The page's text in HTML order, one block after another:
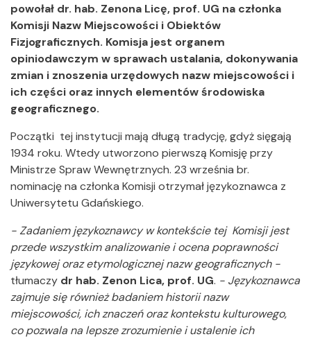
powołał dr. hab. Zenona Licę, prof. UG na członka
Komisji Nazw Miejscowości i Obiektów
Fizjograficznych. Komisja jest organem
opiniodawczym w sprawach ustalania, dokonywania
zmian i znoszenia urzędowych nazw miejscowości i
ich części oraz innych elementów środowiska
geograficznego.
Początki tej instytucji mają długą tradycję, gdyż sięgają
1934 roku. Wtedy utworzono pierwszą Komisję przy
Ministrze Spraw Wewnętrznych. 23 września br.
nominację na członka Komisji otrzymał językoznawca z
Uniwersytetu Gdańskiego.
- Zadaniem językoznawcy w kontekście tej Komisji jest
przede wszystkim analizowanie i ocena poprawności
językowej oraz etymologicznej nazw geograficznych -
tłumaczy dr hab. Zenon Lica, prof. UG. - Językoznawca
zajmuje się również badaniem historii nazw
miejscowości, ich znaczeń oraz kontekstu kulturowego,
co pozwala na lepsze zrozumienie i ustalenie ich